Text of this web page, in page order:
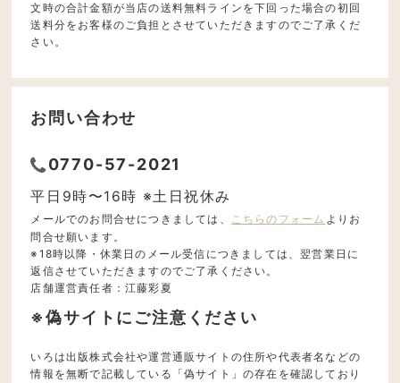
文時の合計金額が当店の送料無料ラインを下回った場合の初回
送料分をお客様のご負担とさせていただきますのでご了承くだ
さい。
お問い合わせ
0770-57-2021
平日9時〜16時 ※土日祝休み
メールでのお問合せにつきましては、 こちらのフォーム よりお
問合せ願います。
※18時以降・休業日のメール受信につきましては、翌営業日に
返信させていただきますのでご了承ください。
店舗運営責任者：江藤彩夏
※偽サイトにご注意ください
いろは出版株式会社や運営通販サイトの住所や代表者名などの
情報を無断で記載している「偽サイト」の存在を確認しており